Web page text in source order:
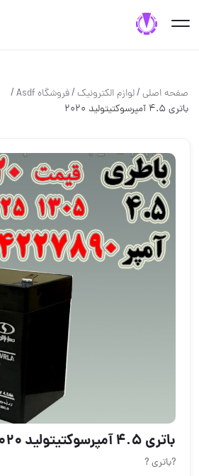
صفحه اصلی/لوازم الكترونيك/فروشگاه Asdf /
باتری ۴.۵ آمپرسوکتیتولید ۲۰۲۰
باتری ۴.۵ آمپرسوکتیتولید ۲۰۲۰
?باتری ?